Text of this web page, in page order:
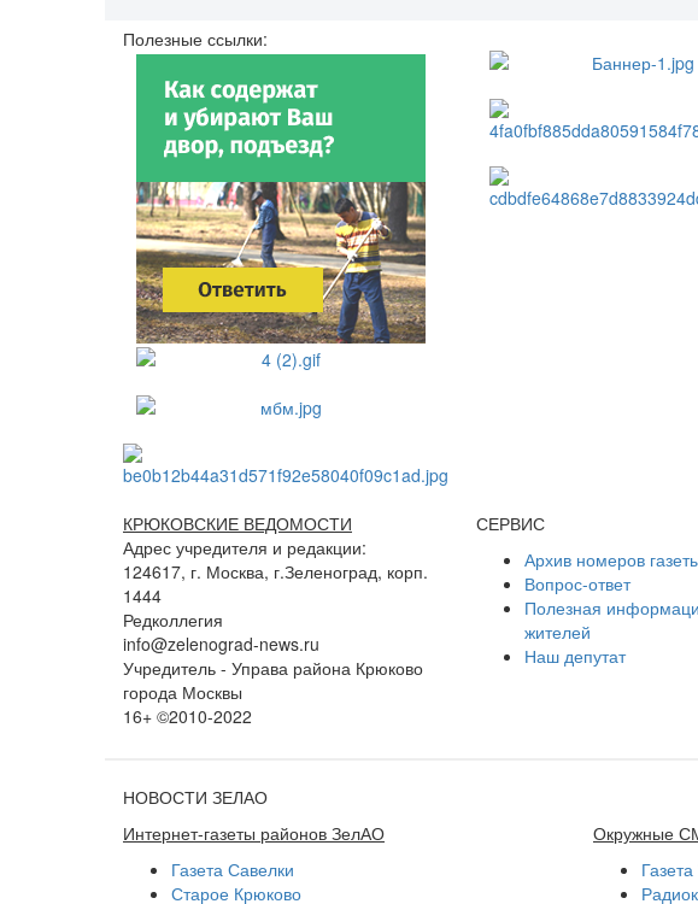
Полезные ссылки:
КРЮКОВСКИЕ ВЕДОМОСТИ
Адрес учредителя и редакции:
124617, г. Москва, г.Зеленоград, корп.
1444
Редколлегия
info@zelenograd-news.ru
Учредитель - Управа района Крюково
города Москвы
16+ ©2010-2022
СЕРВИС
Архив номеров
Вопрос-ответ
Полезная
жителей
Наш депутат
НОВОСТИ ЗЕЛАО
Интернет-газеты районов ЗелАО
Газета Савелки
Старое Крюково
Окружные